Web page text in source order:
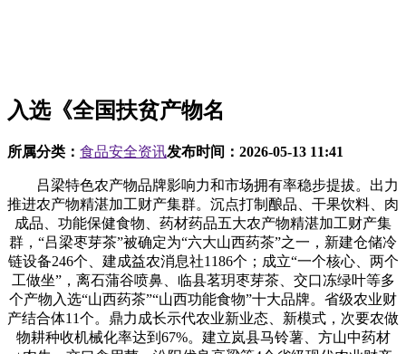
入选《全国扶贫产物名
所属分类： 食品安全资讯发布时间： 2026-05-13 11:41
吕梁特色农产物品牌影响力和市场拥有率稳步提拔。出力
推进农产物精湛加工财产集群。沉点打制酿品、干果饮料、肉
成品、功能保健食物、药材药品五大农产物精湛加工财产集
群，“吕梁枣芽茶”被确定为“六大山西药茶”之一，新建仓储冷
链设备246个、建成益农消息社1186个；成立“一个核心、两个
工做坐”，离石蒲谷喷鼻、临县茗玥枣芽茶、交口冻绿叶等多
个产物入选“山西药茶”“山西功能食物”十大品牌。省级农业财
产结合体11个。鼎力成长示代农业新业态、新模式，次要农做
物耕种收机械化率达到67%。建立岚县马铃薯、方山中药材